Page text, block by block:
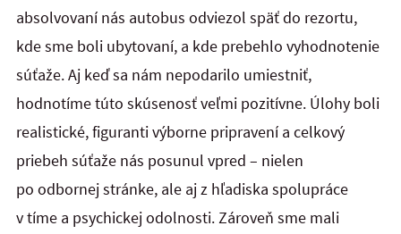
absolvovaní nás autobus odviezol späť do rezortu,
kde sme boli ubytovaní, a kde prebehlo vyhodnotenie
súťaže. Aj keď sa nám nepodarilo umiestniť,
hodnotíme túto skúsenosť veľmi pozitívne. Úlohy boli
realistické, figuranti výborne pripravení a celkový
priebeh súťaže nás posunul vpred – nielen
po odbornej stránke, ale aj z hľadiska spolupráce
v tíme a psychickej odolnosti. Zároveň sme mali